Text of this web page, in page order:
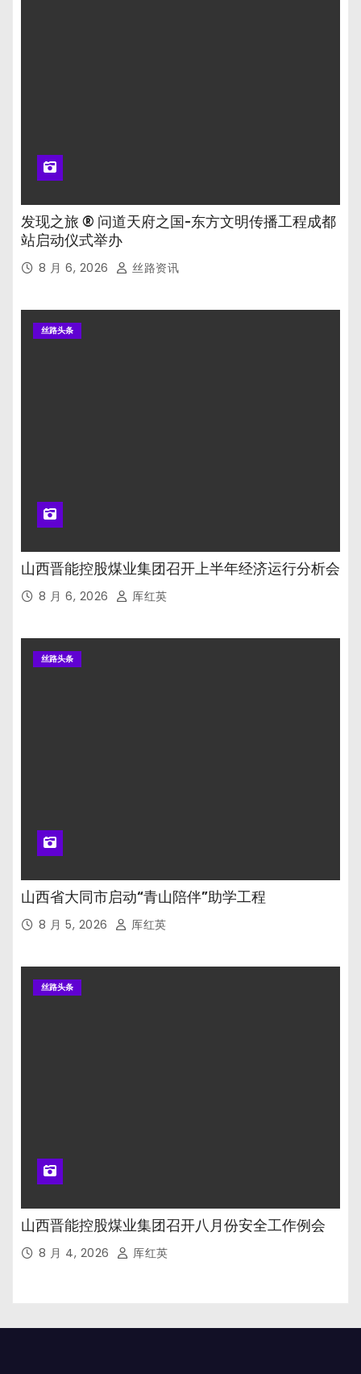
发现之旅 ® 问道天府之国-东方文明传播工程成都
站启动仪式举办
8 月 6, 2026 丝路资讯
丝路头条
山西晋能控股煤业集团召开上半年经济运行分析会
8 月 6, 2026 厍红英
丝路头条
山西省大同市启动“青山陪伴”助学工程
8 月 5, 2026 厍红英
丝路头条
山西晋能控股煤业集团召开八月份安全工作例会
8 月 4, 2026 厍红英